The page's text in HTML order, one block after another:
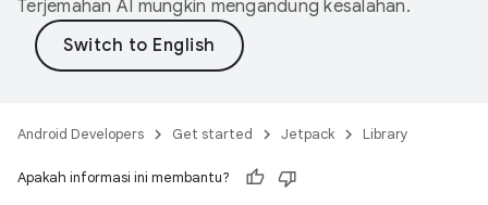
Terjemahan AI mungkin mengandung kesalahan.
Android Developers Get started Jetpack Library
Apakah informasi ini membantu?